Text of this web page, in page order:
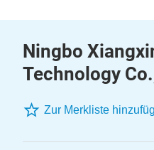
Ningbo
Technology
Zur Merkliste